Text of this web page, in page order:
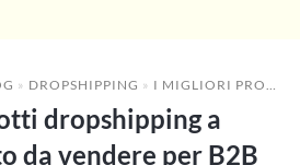
» DROPSHIPPING » I MIGLIORI PRODOTTI DROPSHIPPING A MARCHIO PRIVATO DA VENDERE PER B2B
dropshipping a
da vendere per B2B